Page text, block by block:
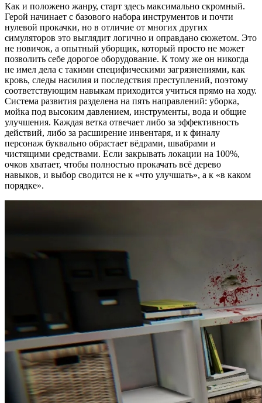
Как и положено жанру, старт здесь максимально скромный.
Герой начинает с базового набора инструментов и почти
нулевой прокачки, но в отличие от многих других
симуляторов это выглядит логично и оправдано сюжетом. Это
не новичок, а опытный уборщик, который просто не может
позволить себе дорогое оборудование. К тому же он никогда
не имел дела с такими специфическими загрязнениями, как
кровь, следы насилия и последствия преступлений, поэтому
соответствующим навыкам приходится учиться прямо на ходу.
Система развития разделена на пять направлений: уборка,
мойка под высоким давлением, инструменты, вода и общие
улучшения. Каждая ветка отвечает либо за эффективность
действий, либо за расширение инвентаря, и к финалу
персонаж буквально обрастает вёдрами, швабрами и
чистящими средствами. Если закрывать локации на 100%,
очков хватает, чтобы полностью прокачать всё дерево
навыков, и выбор сводится не к «что улучшать», а к «в каком
порядке».